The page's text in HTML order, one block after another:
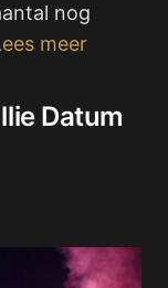
nog
meer
Datum